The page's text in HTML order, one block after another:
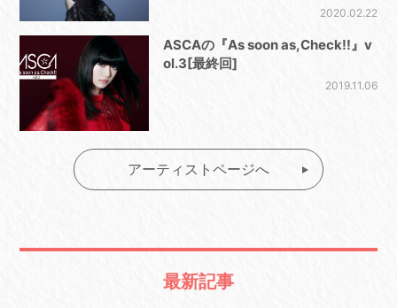
2020.02.22
ASCAの『As soon as,Check!!』v
ol.3[最終回]
2019.11.06
アーティストページへ
最新記事